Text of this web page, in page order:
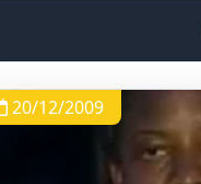
20/12/2009